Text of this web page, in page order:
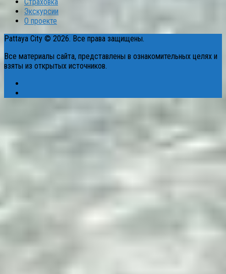
Экскурсии
О проекте
Pattaya City © 2026. Все права защищены.
Все материалы сайта, представлены в ознакомительных целях и
взяты из открытых источников.